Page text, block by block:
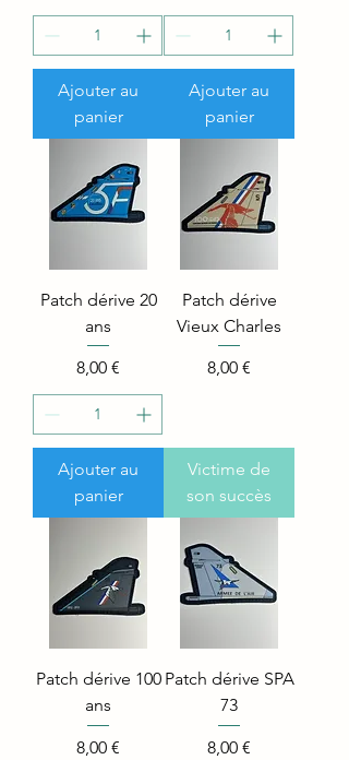
Ajouter au
panier
Ajouter au
panier
Patch dérive 20
ans
Price
8,00 €
Ajouter au
panier
Patch dérive
Vieux Charles
Price
8,00 €
Victime de
son succès
Patch dérive 100
ans
Price
8,00 €
Patch dérive SPA
73
Price
8,00 €